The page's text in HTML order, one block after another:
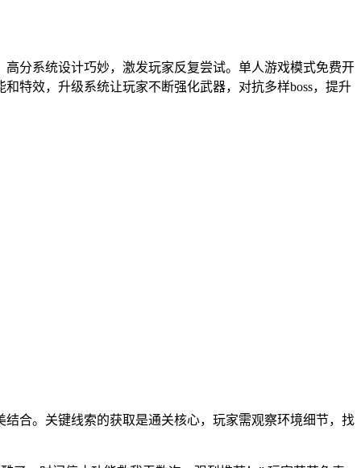
分系统设计巧妙，激发玩家反复尝试。单人游戏模式免费开
特效，升级系统让玩家不断强化武器，对抗多样boss，提升
合。关键线索的获取是通关核心，玩家需观察环境细节，找